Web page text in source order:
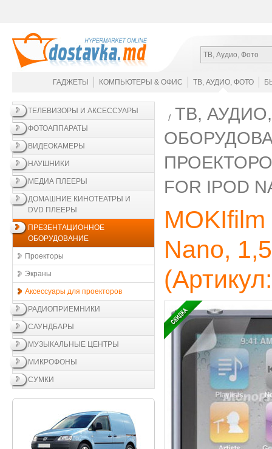
ТВ, Аудио, Фото
ГАДЖЕТЫ КОМПЬЮТЕРЫ & ОФИС ТВ, АУДИО, ФОТО
ТЕЛЕВИЗОРЫ И АКСЕССУАРЫ
ФОТОАППАРАТЫ
ВИДЕОКАМЕРЫ
НАУШНИКИ
МЕДИА ПЛЕЕРЫ
ДОМАШНИЕ КИНОТЕАТРЫ И
DVD ПЛЕЕРЫ
ПРЕЗЕНТАЦИОННОЕ
ОБОРУДОВАНИЕ
Проекторы
Экраны
Аксессуары для проекторов
РАДИОПРИЕМНИКИ
САУНДБАРЫ
МУЗЫКАЛЬНЫЕ ЦЕНТРЫ
МИКРОФОНЫ
СУМКИ
ТВ,
FOR IPOD
Nano,